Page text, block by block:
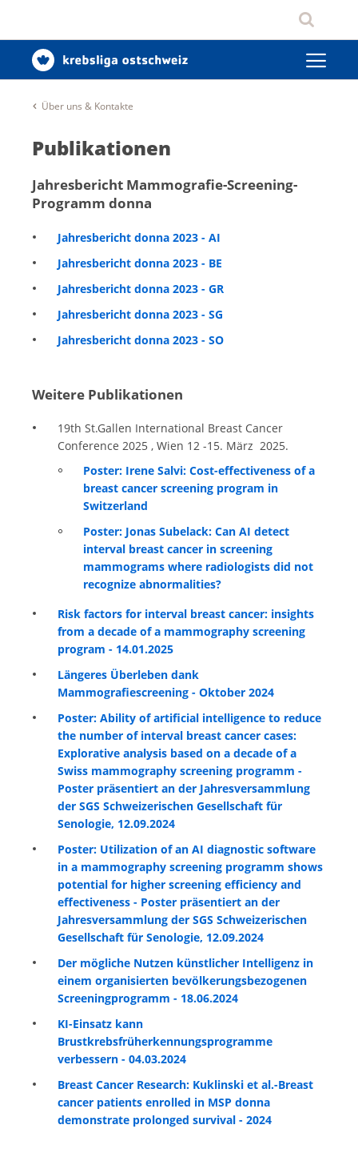
Über uns & Kontakte
Publikationen
Jahresbericht Mammografie-Screening-
Programm donna
Jahresbericht donna 2023 - AI
Jahresbericht donna 2023 - BE
Jahresbericht donna 2023 - GR
Jahresbericht donna 2023 - SG
Jahresbericht donna 2023 - SO
Weitere Publikationen
19th St.Gallen International Breast Cancer
Conference 2025 , Wien 12 -15. März 2025.
Poster: Irene Salvi: Cost-effectiveness of a
breast cancer screening program in
Switzerland
Poster: Jonas Subelack: Can AI detect
interval breast cancer in screening
mammograms where radiologists did not
recognize abnormalities?
Risk factors for interval breast cancer: insights
from a decade of a mammography screening
program - 14.01.2025
Längeres Überleben dank
Mammografiescreening - Oktober 2024
Poster: Ability of artificial intelligence to reduce
the number of interval breast cancer cases:
Explorative analysis based on a decade of a
Swiss mammography screening programm -
Poster präsentiert an der Jahresversammlung
der SGS Schweizerischen Gesellschaft für
Senologie, 12.09.2024
Poster: Utilization of an AI diagnostic software
in a mammography screening programm shows
potential for higher screening efficiency and
effectiveness - Poster präsentiert an der
Jahresversammlung der SGS Schweizerischen
Gesellschaft für Senologie, 12.09.2024
Der mögliche Nutzen künstlicher Intelligenz in
einem organisierten bevölkerungsbezogenen
Screeningprogramm - 18.06.2024
KI-Einsatz kann
Brustkrebsfrüherkennungsprogramme
verbessern - 04.03.2024
Breast Cancer Research: Kuklinski et al.-Breast
cancer patients enrolled in MSP donna
demonstrate prolonged survival - 2024